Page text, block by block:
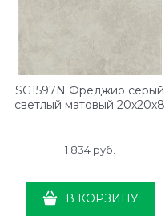
SG1597N Фреджио серый
светлый матовый 20x20x8
1 834 руб.
В КОРЗИНУ